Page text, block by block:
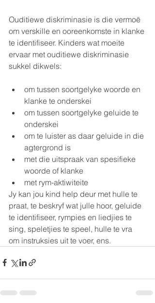
Ouditiewe diskriminasie is die vermoë
om verskille en ooreenkomste in klanke
te identifiseer. Kinders wat moeite
ervaar met ouditiewe diskriminasie
sukkel dikwels:
om tussen soortgelyke woorde en
klanke te onderskei
om tussen soortgelyke geluide te
onderskei
om te luister as daar geluide in die
agtergrond is
met die uitspraak van spesifieke
woorde of klanke
met rym-aktiwiteite
Jy kan jou kind help deur met hulle te
praat, te beskryf wat julle hoor, geluide
te identifiseer, rympies en liedjies te
sing, speletjies te speel, hulle te vra
om instruksies uit te voer, ens.